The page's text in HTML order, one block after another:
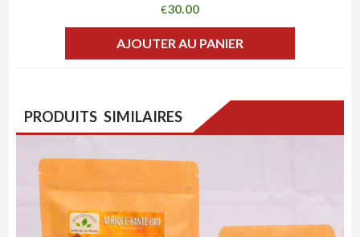
€30.00
AJOUTER AU PANIER
PRODUITS SIMILAIRES